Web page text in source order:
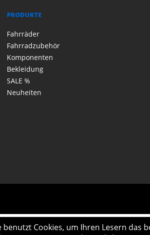
PRODUKTE
Fahrräder
Fahrradzubehör
Komponenten
Bekleidung
SALE %
Neuheiten
Cookies, um Ihren Lesern das